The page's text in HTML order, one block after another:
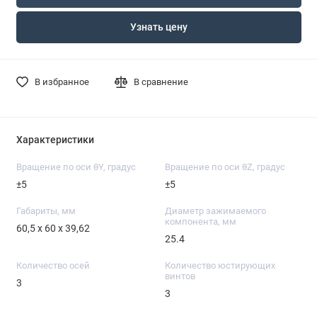
Узнать цену
В избранное В сравнение
Характеристики
Вращение по оси θY, градус
±5
Вращение по оси θZ, градус
±5
Габариты, мм
60,5 х 60 х 39,62
Диаметр зажимаемого
компонента, мм
25.4
Количество осей
3
Количество юстирующих
винтов
3